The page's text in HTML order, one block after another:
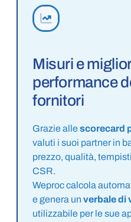
Misuri e
performance
fornitori
Grazie alle scorecard
valuti i suoi partner in
prezzo, qualità,
CSR.
Weproc calcola
e genera un verbale di
utilizzabile per le sue